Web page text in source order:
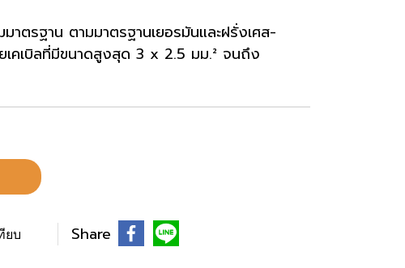
าตรฐาน ตามมาตรฐานเยอรมันและฝรั่งเศส-
เคเบิลที่มีขนาดสูงสุด 3 x 2.5 มม.² จนถึง
ยบ Share